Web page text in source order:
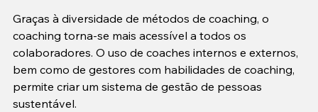
Graças à diversidade de métodos de coaching, o
coaching torna-se mais acessível a todos os
colaboradores. O uso de coaches internos e externos,
bem como de gestores com habilidades de coaching,
permite criar um sistema de gestão de pessoas
sustentável.